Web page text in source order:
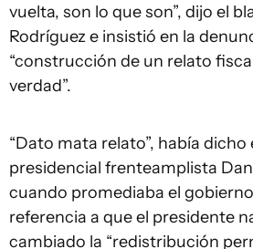
vuelta, son lo que son”, dijo el
Rodríguez e insistió en la
“construcción de un relato
verdad”.
“Dato mata relato”, había
presidencial frenteamplista
cuando promediaba el
referencia a que el presidente
cambiado la “redistribución